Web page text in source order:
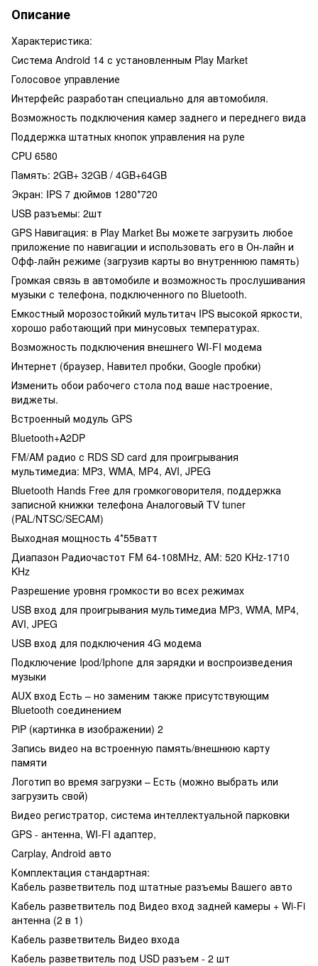
Описание
Характеристика:
Система Android 14 с установленным Play Market
Голосовое управление
Интерфейс разработан специально для автомобиля.
Возможность подключения камер заднего и переднего вида
Поддержка штатных кнопок управления на руле
CPU 6580
Память: 2GB+ 32GB / 4GB+64GB
Экран: IPS 7 дюймов 1280*720
USB разъемы: 2шт
GPS Навигация: в Play Market Вы можете загрузить любое
приложение по навигации и использовать его в Он-лайн и
Офф-лайн режиме (загрузив карты во внутреннюю память)
Громкая связь в автомобиле и возможность прослушивания
музыки с телефона, подключенного по Вluetooth.
Емкостный морозостойкий мультитач IPS высокой яркости,
хорошо работающий при минусовых температурах.
Возможность подключения внешнего WI-FI модема
Интернет (браузер, Навител пробки, Google пробки)
Изменить обои рабочего стола под ваше настроение,
виджеты.
Встроенный модуль GPS
Вluetooth+A2DP
FM/AM радио с RDS SD card для проигрывания
мультимедиа: MP3, WMA, MP4, AVI, JPEG
Bluetooth Hands Free для громкоговорителя, поддержка
записной книжки телефона Аналоговый TV tuner
(PAL/NTSC/SECAM)
Выходная мощность 4*55ватт
Диапазон Радиочастот FM 64-108MHz, AM: 520 KHz-1710
KHz
Разрешение уровня громкости во всех режимах
USB вход для проигрывания мультимедиа MP3, WMA, MP4,
AVI, JPEG
USB вход для подключения 4G модема
Подключение Ipod/Iphone для зарядки и воспроизведения
музыки
AUX вход Есть – но заменим также присутствующим
Bluetooth соединением
PiP (картинка в изображении) 2
Запись видео на встроенную память/внешнюю карту
памяти
Логотип во время загрузки – Есть (можно выбрать или
загрузить свой)
Видео регистратор, система интеллектуальной парковки
GPS - антенна, WI-FI адаптер,
Carplay, Android авто
Комплектация стандартная:
Кабель разветвитель под штатные разъемы Вашего авто
Кабель разветвитель под Видео вход задней камеры + Wi-Fi
антенна (2 в 1)
Кабель разветвитель Видео входа
Кабель разветвитель под USD разъем - 2 шт